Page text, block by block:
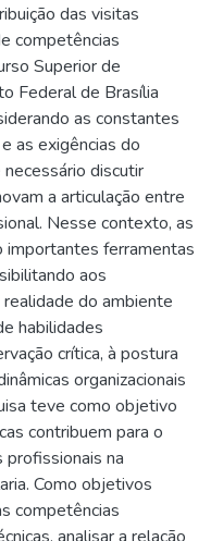
das visitas
competências
Superior de
Federal de Brasília
as constantes
as exigências do
discutir
a articulação entre
Nesse contexto, as
importantes ferramentas
aos
do ambiente
habilidades
crítica, à postura
organizacionais
teve como objetivo
contribuem para o
na
Como objetivos
competências